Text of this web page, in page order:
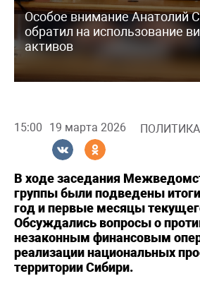
Особое внимание Анатолий
обратил на использование
активов
15:00 19 марта 2026 ПОЛИТИКА
В ходе заседания
группы были подведены
год и первые месяцы
Обсуждались вопросы о
незаконным финансовым
реализации национальных
территории Сибири.